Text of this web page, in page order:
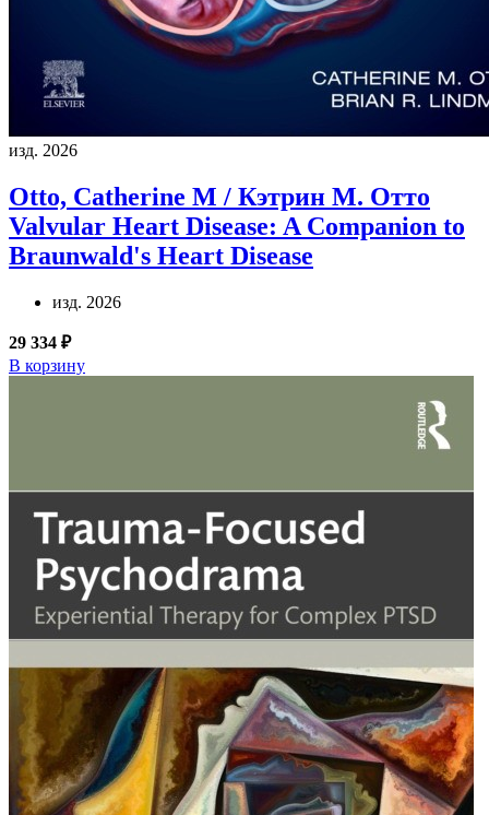
изд. 2026
Otto, Catherine M / Кэтрин М. Отто
Valvular Heart Disease: A Companion to
Braunwald's Heart Disease
изд. 2026
29 334 ₽
В корзину